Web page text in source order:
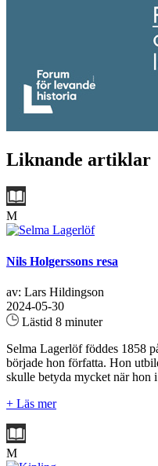
Liknande artiklar
M
Nils Holgerssons resa
av: Lars Hildingson
2024-05-30
Lästid 8 minuter
Selma Lagerlöf föddes 1858
började hon författa. Hon
skulle betyda mycket när hon
+ Läs mer
M